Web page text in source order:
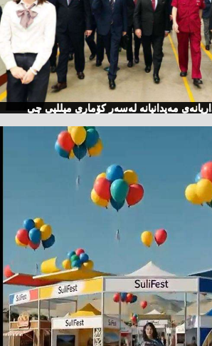
مەیدانیانە لەسەر كۆماری میللیی چی